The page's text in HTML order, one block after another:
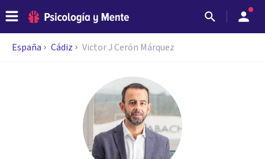
España Cádiz Victor J Cerón Márquez